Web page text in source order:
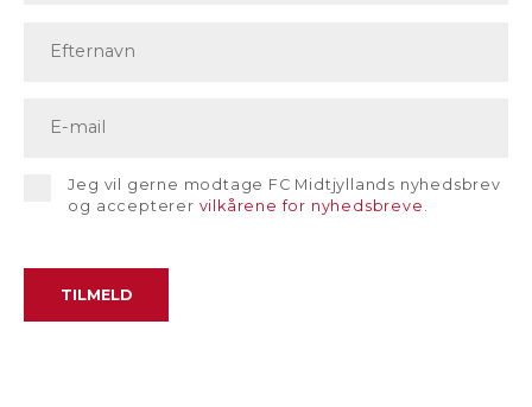
Jeg vil gerne modtage FC Midtjyllands nyhedsbrev
og accepterer vilkårene for nyhedsbreve .